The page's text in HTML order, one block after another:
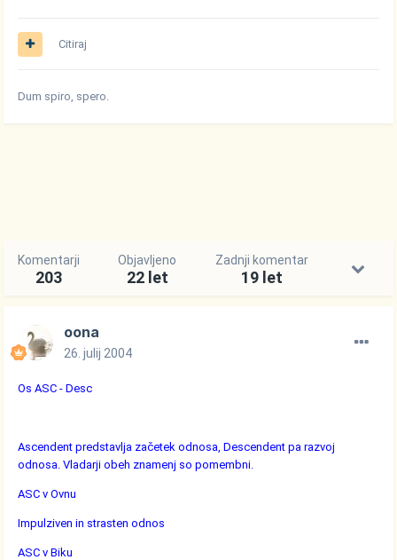
Citiraj
Dum spiro, spero.
Komentarji
203
Objavljeno
22 let
Zadnji komentar
19 let
oona
26. julij 2004
Os ASC - Desc
Ascendent predstavlja začetek odnosa, Descendent pa razvoj
odnosa. Vladarji obeh znamenj so pomembni.
ASC v Ovnu
Impulziven in strasten odnos
ASC v Biku